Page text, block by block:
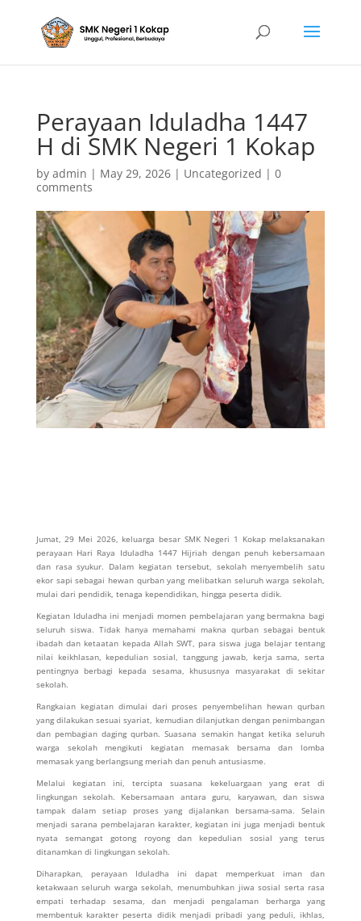
Perayaan Iduladha 1447
H di SMK Negeri 1 Kokap
by admin | May 29, 2026| Uncategorized | 0
comments
Jumat, 29 Mei 2026, keluarga besar SMK Negeri 1 Kokapmelaksanakan
perayaan Hari Raya Iduladha 1447 Hijriah dengan penuh kebersamaan
dan rasa syukur. Dalam kegiatan tersebut, sekolah menyembelih satu
ekor sapi sebagai hewan qurban yang melibatkan seluruh warga sekolah,
mulai dari pendidik, tenaga kependidikan, hingga peserta didik.
Kegiatan Iduladha ini menjadi momen pembelajaran yang bermakna bagi
seluruh siswa. Tidak hanya memahami makna qurban sebagai bentuk
ibadah dan ketaatan kepada Allah SWT, para siswa juga belajar tentang
nilai keikhlasan, kepedulian sosial, tanggung jawab, kerja sama, serta
pentingnya berbagi kepada sesama, khususnya masyarakat di sekitar
sekolah.
Rangkaian kegiatan dimulai dari proses penyembelihan hewan qurban
yang dilakukan sesuai syariat, kemudian dilanjutkan dengan penimbangan
dan pembagian daging qurban. Suasana semakin hangat ketika seluruh
warga sekolah mengikuti kegiatan memasak bersama dan lomba
memasak yang berlangsung meriah dan penuh antusiasme.
Melalui kegiatan ini, tercipta suasana kekeluargaan yang erat di
lingkungan sekolah. Kebersamaan antara guru, karyawan, dan siswa
tampak dalam setiap proses yang dijalankan bersama-sama. Selain
menjadi sarana pembelajaran karakter, kegiatan ini juga menjadi bentuk
nyata semangat gotong royong dan kepedulian sosial yang terus
ditanamkan di lingkungan sekolah.
Diharapkan, perayaan Iduladha ini dapat memperkuat iman dan
ketakwaan seluruh warga sekolah, menumbuhkan jiwa sosial serta rasa
empati terhadap sesama, dan menjadi pengalaman berharga yang
membentuk karakter peserta didik menjadi pribadi yang peduli, ikhlas,